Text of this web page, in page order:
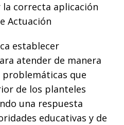
correcta aplicación
Actuación
establecer
atender de manera
que
de los planteles
una respuesta
educativas y de